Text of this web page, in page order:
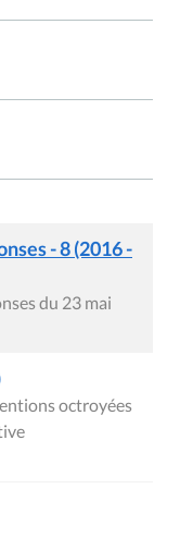
- 8 (2016 -
du 23 mai
octroyées